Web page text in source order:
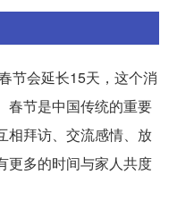
节会延长15天，这个消
春节是中国传统的重要
相拜访、交流感情、放
更多的时间与家人共度